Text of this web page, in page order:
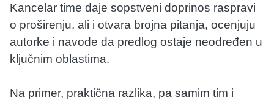
Kancelar time daje sopstveni doprinos raspravi
o proširenju, ali i otvara brojna pitanja, ocenjuju
autorke i navode da predlog ostaje neodređen u
ključnim oblastima.
Na primer, praktična razlika, pa samim tim i